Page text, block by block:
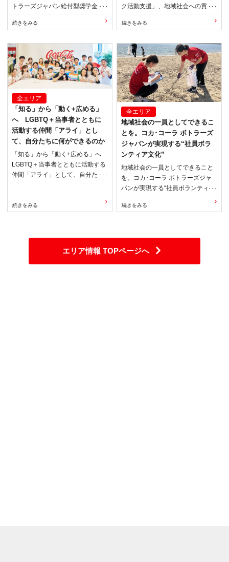
トラーズジャパン給付型奨学金支
ク活動支援」、地域社会への貢献
全エリア
「知る」から「動く+広める」
へ LGBTQ＋当事者とともに
活動する仲間「アライ」とし
て、自分たちに何ができるのか
「知る」から「動く+広める」へ
LGBTQ＋当事者とともに活動する
仲間「アライ」として、自分たち
全エリア
地域社会の一員としてできるこ
とを。コカ･コーラ ボトラーズ
ジャパンが実現する“社員ボラ
ンティア文化”
地域社会の一員としてできること
を。コカ･コーラ ボトラーズジャ
パンが実現する“社員ボランティア
エリア情報 TOPページへ